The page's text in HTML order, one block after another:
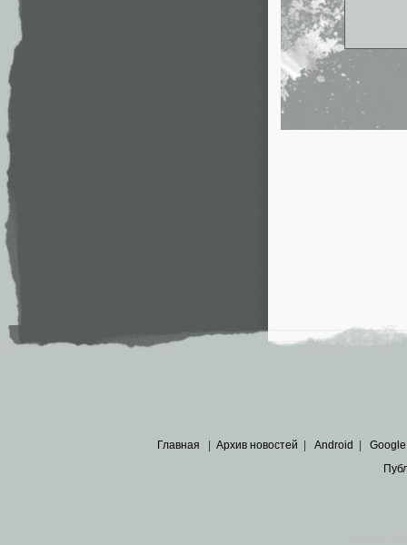
Главная Архив новостей Android Google